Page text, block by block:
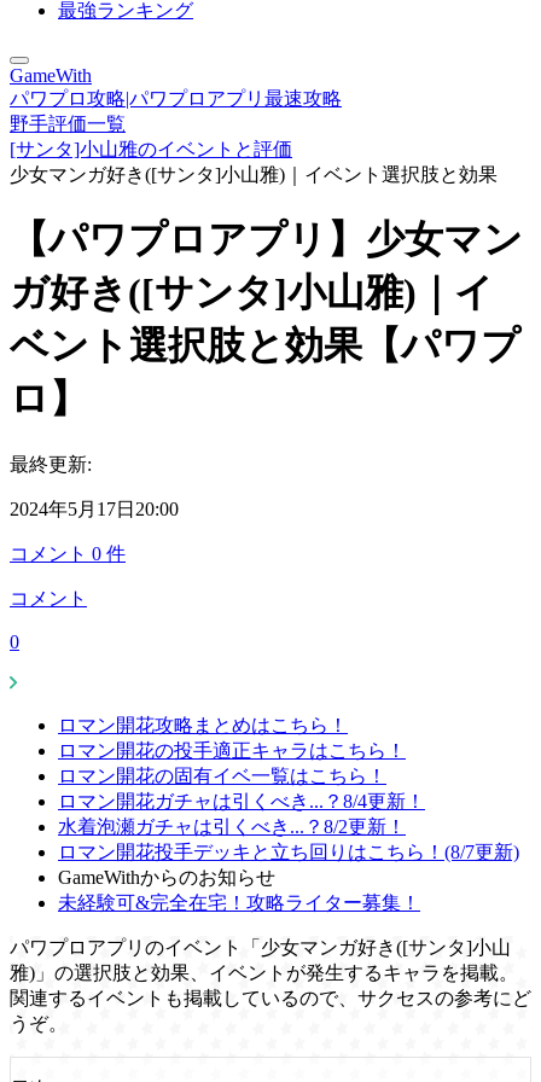
最強ランキング
GameWith
パワプロ攻略|パワプロアプリ最速攻略
野手評価一覧
[サンタ]小山雅のイベントと評価
少女マンガ好き([サンタ]小山雅)｜イベント選択肢と効果
【パワプロアプリ】少女マン
ガ好き([サンタ]小山雅)｜イ
ベント選択肢と効果【パワプ
ロ】
最終更新:
2024年5月17日20:00
コメント 0 件
コメント
0
ロマン開花攻略まとめはこちら！
ロマン開花の投手適正キャラはこちら！
ロマン開花の固有イベ一覧はこちら！
ロマン開花ガチャは引くべき...？8/4更新！
水着泡瀬ガチャは引くべき...？8/2更新！
ロマン開花投手デッキと立ち回りはこちら！(8/7更新)
GameWithからのお知らせ
未経験可&完全在宅！攻略ライター募集！
パワプロアプリのイベント「少女マンガ好き([サンタ]小山
雅)」の選択肢と効果、イベントが発生するキャラを掲載。
関連するイベントも掲載しているので、サクセスの参考にど
うぞ。